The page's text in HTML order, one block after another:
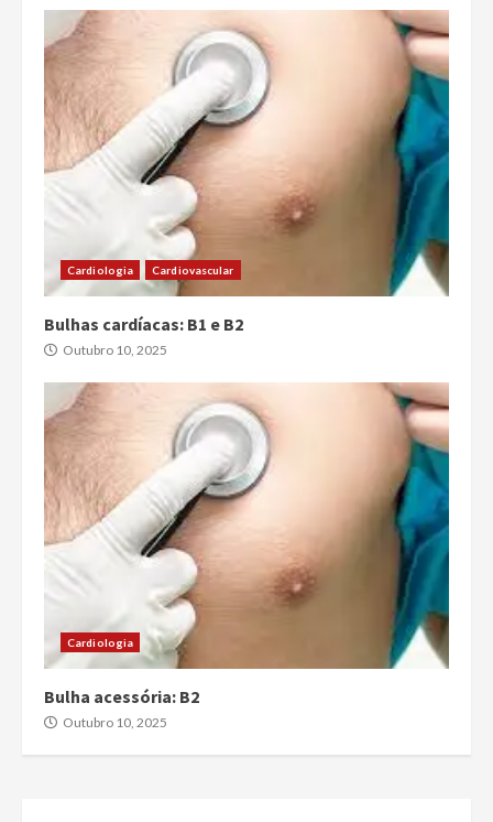
Cardiologia Cardiovascular
Bulhas cardíacas: B1 e B2
Outubro 10, 2025
Cardiologia
Bulha acessória: B2
Outubro 10, 2025